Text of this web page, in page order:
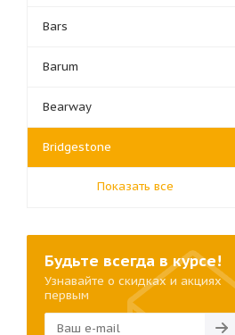
Bars
Barum
Bearway
Bridgestone
Показать все
Будьте всегда в курсе!
Узнавайте о скидках и акциях
первым